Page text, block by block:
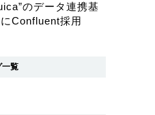
のデータ連携基
Confluent採用
一覧